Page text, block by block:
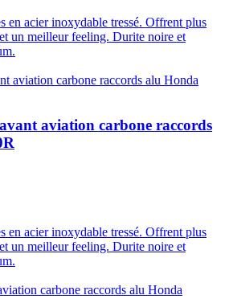
en acier inoxydable tressé. Offrent plus
un meilleur feeling. Durite noire et
aviation carbone raccords
en acier inoxydable tressé. Offrent plus
un meilleur feeling. Durite noire et